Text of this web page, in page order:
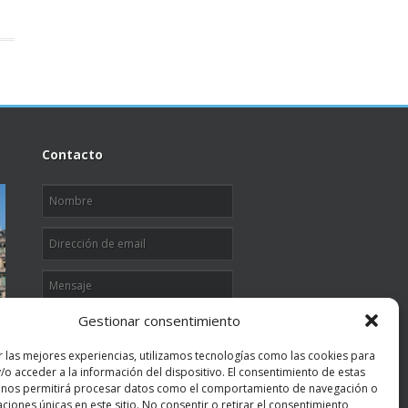
Gestionar consentimiento
las mejores experiencias, utilizamos tecnologías como las cookies para
o acceder a la información del dispositivo. El consentimiento de estas
permitirá procesar datos como el comportamiento de navegación o
únicas en este sitio. No consentir o retirar el consentimiento,
Contacto
" 3 7 " es igual a
Enviar